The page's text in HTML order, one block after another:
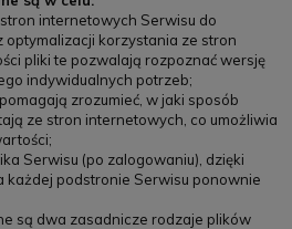
internetowych Serwisu do
korzystania ze stron
pliki te pozwalają rozpoznać wersję
indywidualnych potrzeb;
zrozumieć, w jaki sposób
ze stron internetowych, co umożliwia
Serwisu (po zalogowaniu), dzięki
każdej podstronie Serwisu ponownie
są dwa zasadnicze rodzaje plików